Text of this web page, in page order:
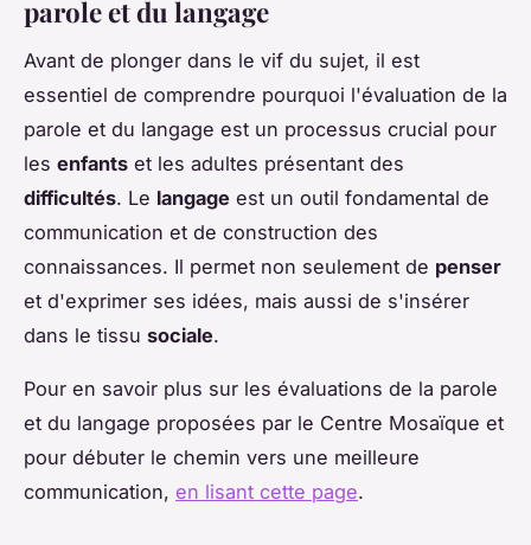
parole et du langage
Avant de plonger dans le vif du sujet, il est
essentiel de comprendre pourquoi l'évaluation de la
parole et du langage est un processus crucial pour
les enfants et les adultes présentant des
difficultés. Le langage est un outil fondamental de
communication et de construction des
connaissances. Il permet non seulement de penser
et d'exprimer ses idées, mais aussi de s'insérer
dans le tissu sociale.
Pour en savoir plus sur les évaluations de la parole
et du langage proposées par le Centre Mosaïque et
pour débuter le chemin vers une meilleure
communication, en lisant cette page.